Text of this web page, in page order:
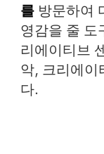
를방문하여
영감을 줄 도
리에이티브
악, 크리에이
다.